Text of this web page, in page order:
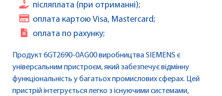
післяплата (при отриманні);
оплата картою Visa, Mastercard;
оплата по рахунку;
Продукт 6GT2690-0AG00 виробництва SIEMENS є
універсальним пристроєм, який забезпечує відмінну
функціональність у багатьох промислових сферах. Цей
пристрій інтегрується легко з існуючими системами,